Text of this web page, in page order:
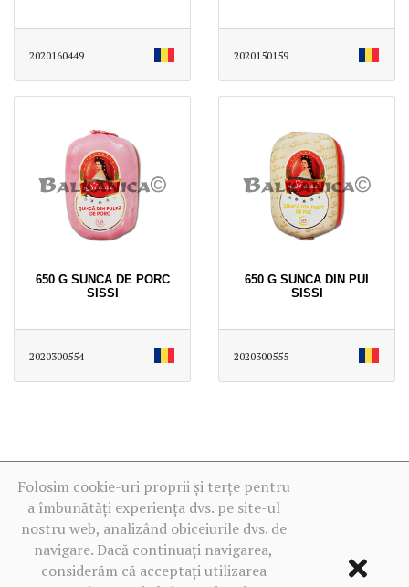
2020160449 2020150159
650 G SUNCA DE PORC
SISSI
2020300554
650 G SUNCA DIN PUI
SISSI
2020300555
Folosim cookie-uri proprii și terțe pentru
a îmbunătăți experiența dvs. pe site-ul
nostru web, analizând obiceiurile dvs. de
navigare. Dacă continuați navigarea,
considerăm că acceptați utilizarea